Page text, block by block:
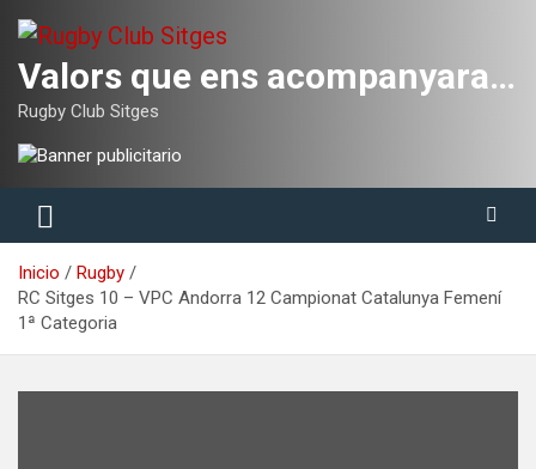
contenido
Valors que ens acompanyaran tota la vida
Rugby Club Sitges
Inicio
Rugby
RC Sitges 10 – VPC Andorra 12 Campionat Catalunya Femení
1ª Categoria